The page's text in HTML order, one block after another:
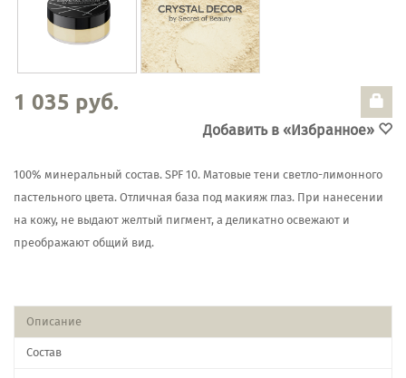
1 035 руб.
Добавить в «Избранное»
100% минеральный состав. SPF 10. Матовые тени светло-лимонного
пастельного цвета. Отличная база под макияж глаз. При нанесении
на кожу, не выдают желтый пигмент, а деликатно освежают и
преображают общий вид.
Описание
Состав